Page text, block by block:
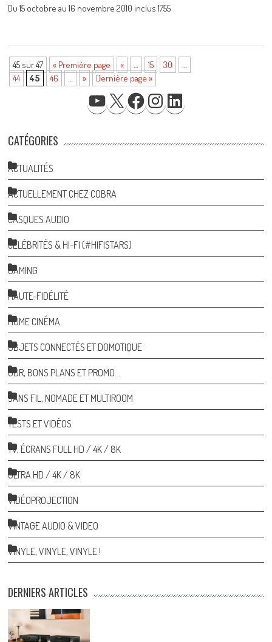
Du 15 octobre au 16 novembre 2010 inclus 1755
45 sur 47 « Première page « 15 30
44
45 46 » Dernière page »
YOUTUBE
X FACEBOOK
CATÉGORIES
ACTUALITÉS
ACTUELLEMENT CHEZ COBRA
CASQUES AUDIO
CÉLÉBRITÉS & HI-FI (#HIFISTARS)
GAMING
HAUTE-FIDÉLITÉ
HOME CINÉMA
OBJETS CONNECTÉS ET DOMOTIQUE
ODR, BONS PLANS ET PROMO…
SANS FIL, NOMADE ET MULTIROOM
TESTS ET VIDÉOS
TV, ÉCRANS FULL HD / 4K / 8K
ULTRA HD / 4K / 8K
VIDÉOPROJECTION
VINTAGE AUDIO & VIDEO
VINYLE, VINYLE, VINYLE !
DERNIERS ARTICLES